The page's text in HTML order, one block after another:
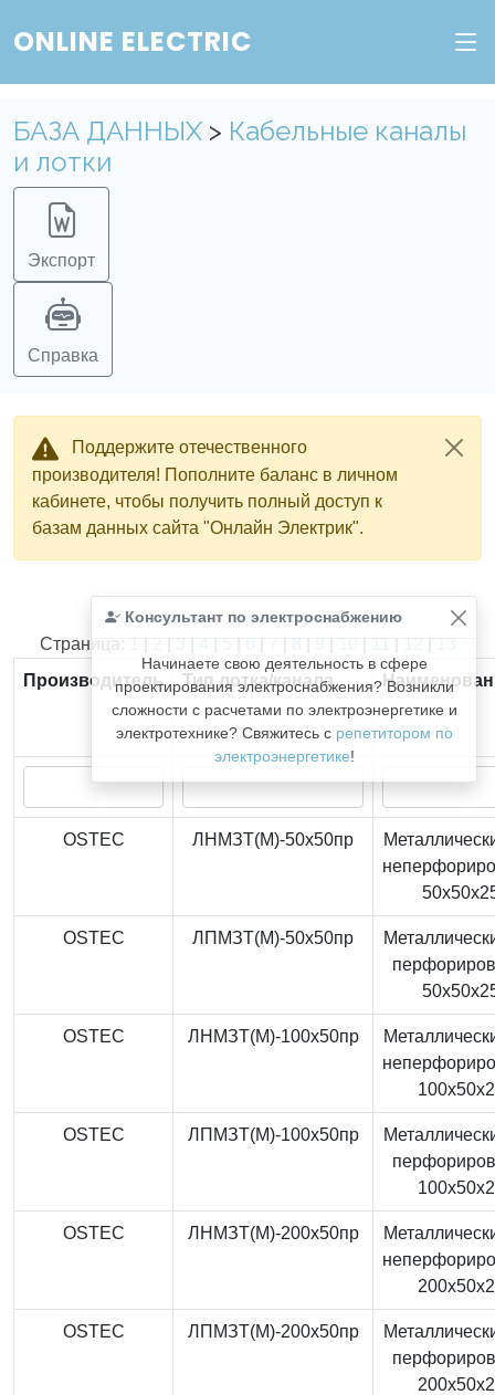
ONLINE ELECTRIC
БАЗА ДАННЫХ > Кабельные каналы
и лотки
Экспорт
Справка
Поддержите отечественного
производителя! Пополните баланс в личном
кабинете, чтобы получить полный доступ к
базам данных сайта "Онлайн Электрик".
Консультант по электроснабжению
Начинаете свою деятельность в сфере
проектирования электроснабжения? Возникли
сложности с расчетами по электроэнергетике и
электротехнике? Свяжитесь с репетитором по
электроэнергетике!
Найдено366из366записей.
Страница: 1 | 2 | 3 | 4 | 5 | 6 | 7 | 8 | 9 | 10 | 11 | 12 | 13
Производитель
Тип лотка/канала
OSTEC ЛНМЗТ(М)-50x50пр
OSTEC ЛПМЗТ(М)-50x50пр
OSTEC ЛНМЗТ(М)-100x50пр
OSTEC ЛПМЗТ(М)-100x50пр
OSTEC ЛНМЗТ(М)-200x50пр
OSTEC ЛПМЗТ(М)-200x50пр
получить доступ ко всем сервисам "Онлайн